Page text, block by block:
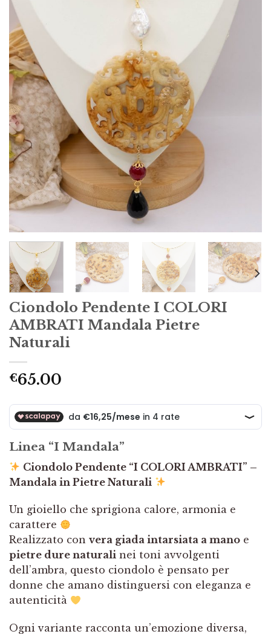
Ciondolo Pendente I COLORI
AMBRATI Mandala Pietre
Naturali
€65.00
Linea “I Mandala”
Ciondolo Pendente “I COLORI AMBRATI” –
Mandala in Pietre Naturali
Un gioiello che sprigiona calore, armonia e
carattere
Realizzato con vera giada intarsiata a mano e
pietre dure naturali nei toni avvolgenti
dell’ambra, questo ciondolo è pensato per
donne che amano distinguersi con eleganza e
autenticità
Ogni variante racconta un’emozione diversa,